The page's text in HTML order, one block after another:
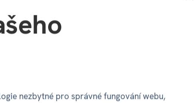
3400, Most
- 20:00
Náměstí
Po -
nezbytné pro správné fungování webu,